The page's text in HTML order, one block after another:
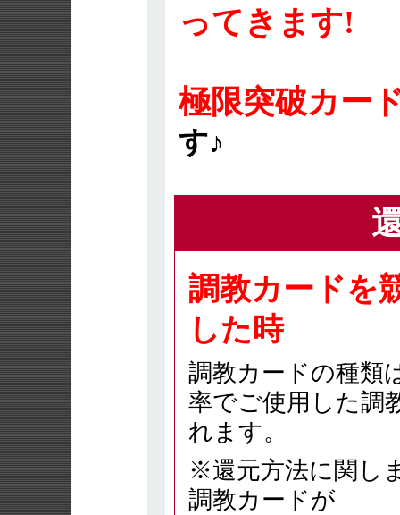
ってきます!
極限突破カー
す♪
調教カードを
した時
調教カードの種類
率でご使用した調
れます。
※還元方法に関し
調教カードが